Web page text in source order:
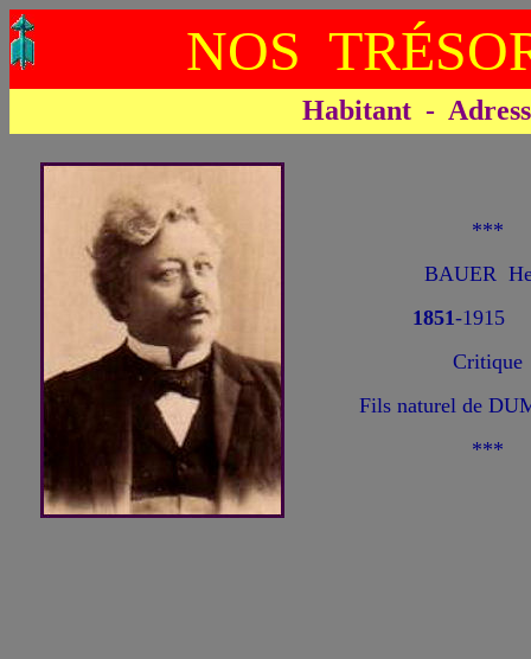
NOS
Habitant -
***
BAUER
1851-1915
Critique
Fils naturel de
***